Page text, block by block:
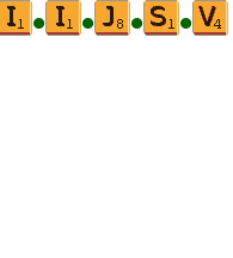
• • • •